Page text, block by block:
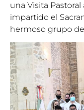
una Visita
impartido el
hermoso grupo